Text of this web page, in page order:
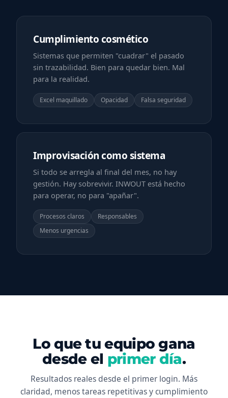
Cumplimiento cosmético
Sistemas que permiten "cuadrar" el pasado
sin trazabilidad. Bien para quedar bien. Mal
para la realidad.
Excel maquillado Opacidad Falsa seguridad
Improvisación como sistema
Si todo se arregla al final del mes, no hay
gestión. Hay sobrevivir. INWOUT está hecho
para operar, no para "apañar".
Procesos claros
Responsables
Menos urgencias
Lo que tu equipo gana
desde el primer día.
Resultados reales desde el primer login. Más
claridad, menos tareas repetitivas y cumplimiento